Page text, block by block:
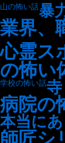
山の怖い話暴
業界、
心霊ス
の怖い
学校の怖い話
病院の
本当に
師匠シ